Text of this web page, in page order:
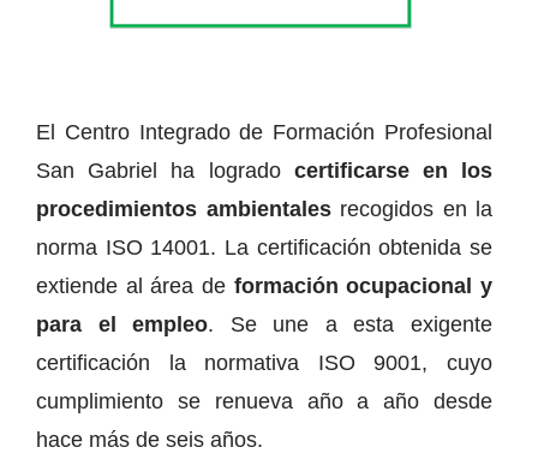
El Centro Integrado de Formación Profesional
San Gabriel ha logrado certificarse en los
procedimientos ambientalesrecogidos en la
norma ISO 14001. La certificación obtenida se
extiende al área de formación ocupacional y
para el empleo. Se une a esta exigente
certificación la normativa ISO 9001, cuyo
cumplimiento se renueva año a año desde
hace más de seis años.